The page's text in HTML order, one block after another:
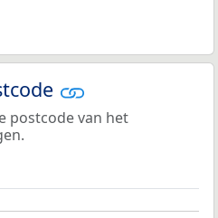
postcode van het